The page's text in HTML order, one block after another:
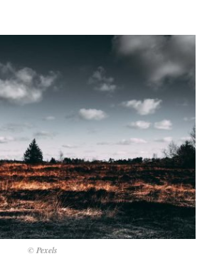
© Pexels